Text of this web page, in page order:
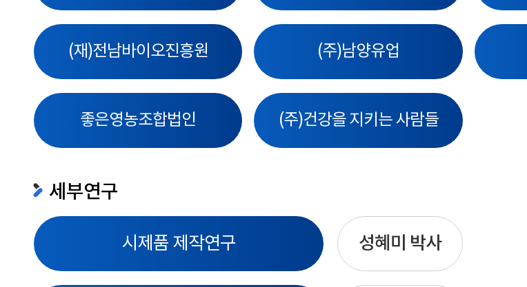
(재)전남바이오진흥원 (주)남양유업
좋은영농조합법인 (주)건강을 지키는 사람들
세부연구
시제품 제작연구 성혜미 박사